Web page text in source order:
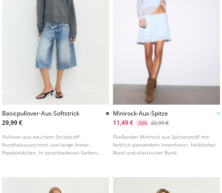
Basicpullover-Aus-Softstrick
29,99 €
Pullover aus weichem Strickstoff.
Rundhalsausschnitt und lange Ärmel.
Rippbündchen. In verschiedenen Farben
Minirock-Aus-Spitze
11,49 €
-50% 22,99 €
Fließender Minirock aus Spitzenstoff mit
farblich passendem Innenfutter. Halbhoher
Bund und elastischer Bund.